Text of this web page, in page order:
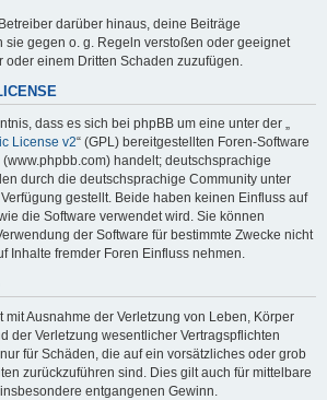
darüber hinaus, deine Beiträge
sie gegen o. g. Regeln verstoßen oder geeignet
oder einem Dritten Schaden zuzufügen.
dass es sich bei phpBB um eine unter der „
License v2“ (GPL) bereitgestellten Foren-Software
handelt; deutschsprachige
durch die deutschsprachige Community unter
gestellt. Beide haben keinen Einfluss auf
die Software verwendet wird. Sie können
der Software für bestimmte Zwecke nicht
Inhalte fremder Foren Einfluss nehmen.
mit Ausnahme der Verletzung von Leben, Körper
der Verletzung wesentlicher Vertragspflichten
für Schäden, die auf ein vorsätzliches oder grob
zurückzuführen sind. Dies gilt auch für mittelbare
entgangenen Gewinn.